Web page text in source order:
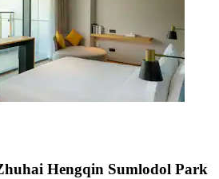
Hengqin Sumlodol Park